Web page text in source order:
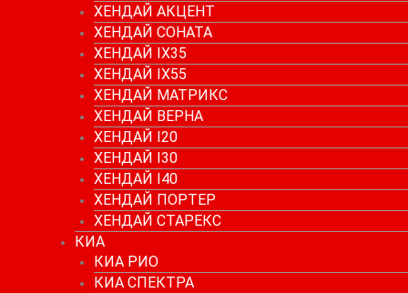
ХЕНДАЙ АКЦЕНТ
ХЕНДАЙ СОНАТА
ХЕНДАЙ IX35
ХЕНДАЙ IX55
ХЕНДАЙ МАТРИКС
ХЕНДАЙ ВЕРНА
ХЕНДАЙ I20
ХЕНДАЙ I30
ХЕНДАЙ I40
ХЕНДАЙ ПОРТЕР
ХЕНДАЙ СТАРЕКС
КИА
КИА РИО
КИА СПЕКТРА